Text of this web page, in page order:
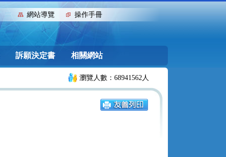
::: 網站導覽 操作手冊
訴願決定書 相關網站
瀏覽人數：68941562人